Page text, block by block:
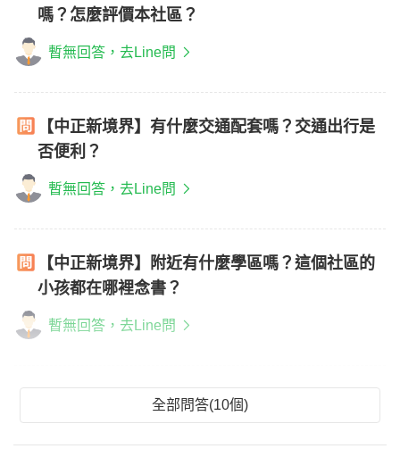
嗎？怎麼評價本社區？
暫無回答，去Line問
【中正新境界】有什麼交通配套嗎？交通出行是
否便利？
暫無回答，去Line問
【中正新境界】附近有什麼學區嗎？這個社區的
小孩都在哪裡念書？
暫無回答，去Line問
全部問答(10個)